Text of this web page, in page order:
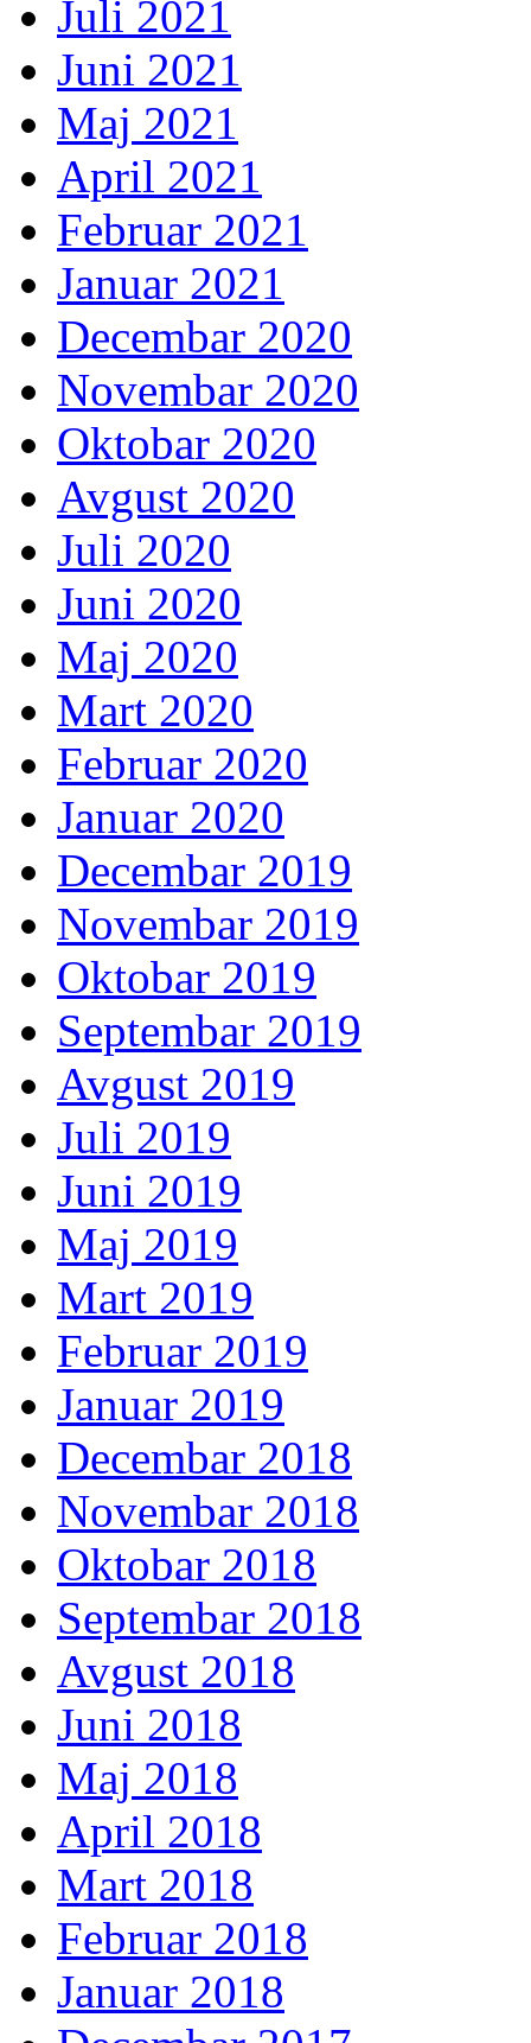
Juli 2021
Juni 2021
Maj 2021
April 2021
Februar 2021
Januar 2021
Decembar 2020
Novembar 2020
Oktobar 2020
Avgust 2020
Juli 2020
Juni 2020
Maj 2020
Mart 2020
Februar 2020
Januar 2020
Decembar 2019
Novembar 2019
Oktobar 2019
Septembar 2019
Avgust 2019
Juli 2019
Juni 2019
Maj 2019
Mart 2019
Februar 2019
Januar 2019
Decembar 2018
Novembar 2018
Oktobar 2018
Septembar 2018
Avgust 2018
Juni 2018
Maj 2018
April 2018
Mart 2018
Februar 2018
Januar 2018